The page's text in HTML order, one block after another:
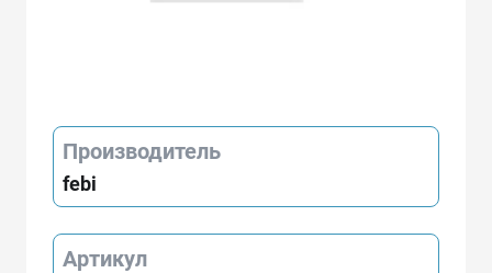
Производитель
febi
Артикул